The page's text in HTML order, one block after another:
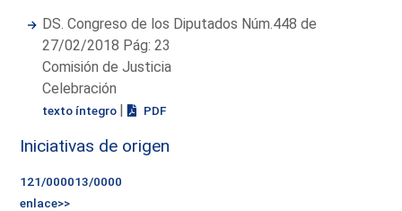
DS. Congreso de los Diputados Núm.448 de
27/02/2018 Pág: 23
Comisión de Justicia
Celebración
texto íntegro | PDF
Iniciativas de origen
121/000013/0000
enlace>>